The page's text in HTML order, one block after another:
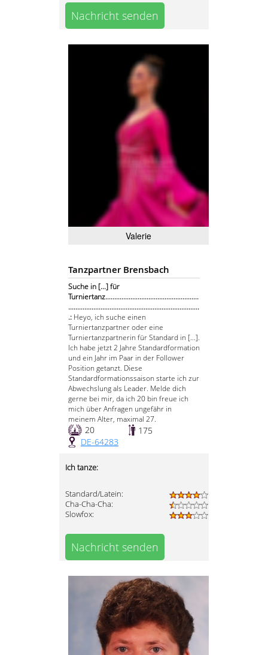
Nachricht senden
Valerie
Tanzpartner Brensbach
Suche in [...] für
Turniertanz....................................................
.........................................................................
.: Heyo, ich suche einen
Turniertanzpartner oder eine
Turniertanzpartnerin für Standard in [...].
Ich habe jetzt 2 Jahre Standardformation
und ein Jahr im Paar in der Follower
Position getanzt. Diese
Standardformationssaison starte ich zur
Abwechslung als Leader. Melde dich
gerne bei mir, da ich 20 bin freue ich
mich über Anfragen ungefähr in
meinem Alter, maximal 27.
20
175
DE-64283
Ich tanze:
Standard/Latein:
Cha-Cha-Cha:
Slowfox:
Nachricht senden